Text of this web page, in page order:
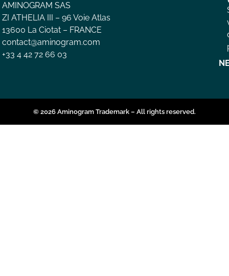
AMINOGRAM SAS
ZI ATHELIA III – 96 Voie Atlas
13600 La Ciotat – FRANCE
contact@aminogram.com
+33 4 42 72 66 03
© 2026 Aminogram Trademark – All rights reserved.